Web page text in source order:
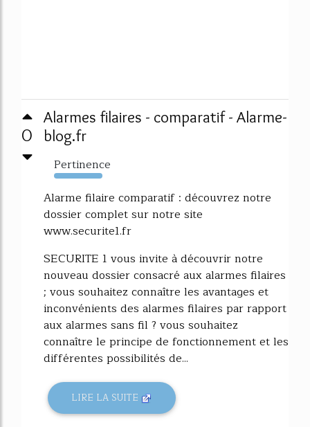
0
Alarmes filaires - comparatif - Alarme-
blog.fr
Pertinence
602%
Alarme filaire comparatif : découvrez notre
dossier complet sur notre site
www.securite1.fr
SECURITE 1 vous invite à découvrir notre
nouveau dossier consacré aux alarmes filaires
; vous souhaitez connaître les avantages et
inconvénients des alarmes filaires par rapport
aux alarmes sans fil ? vous souhaitez
connaître le principe de fonctionnement et les
différentes possibilités de...
LIRE LA SUITE